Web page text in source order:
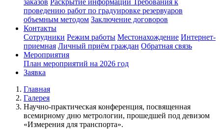
заказов Раскрытие информации Требования к
проведению работ по градуировке резервуаров
объемным методом Заключение договоров
Контакты
Сотрудники Режим работы Местонахождение Интернет-
приемная Личный приём граждан Обратная связь
Мероприятия
План мероприятий на 2026 год
Заявка
Главная
Галерея
Научно-практическая конференция, посвященная
всемирному дню метрологии, прошедшей под девизом
«Измерения для транспорта».